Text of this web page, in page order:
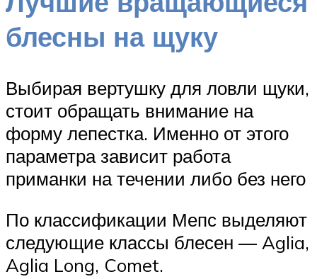
блесны на щуку
Выбирая вертушку для ловли щуки,
стоит обращать внимание на
форму лепестка. Именно от этого
параметра зависит работа
приманки на течении либо без него
По классификации Мепс выделяют
следующие классы блесен — Aglia,
Aglia Long, Comet.